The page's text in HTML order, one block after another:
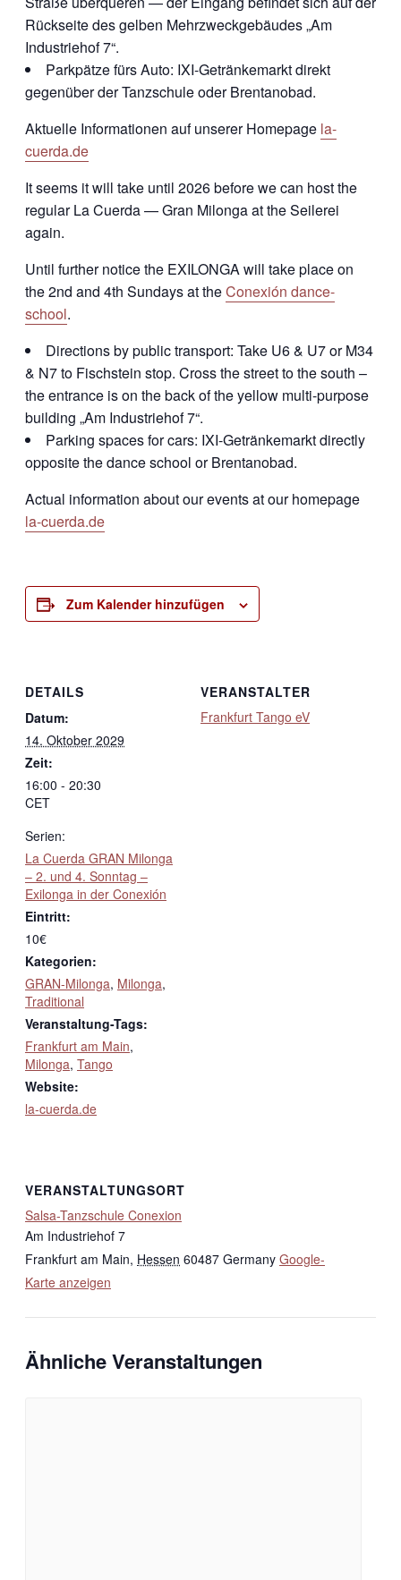
Rückseite des gelben Mehrzweckgebäudes „Am
Industriehof 7“.
Parkpätze fürs Auto: IXI-Getränkemarkt direkt
gegenüber der Tanzschule oder Brentanobad.
Aktuelle Informationen auf unserer Homepage la-
cuerda.de
It seems it will take until 2026 before we can host the
regular La Cuerda — Gran Milonga at the Seilerei
again.
Until further notice the EXILONGA will take place on
the 2nd and 4th Sundays at theConexión dance-
school.
Directions by public transport: Take U6 & U7 or M34
& N7 to Fischstein stop. Cross the street to the south –
the entrance is on the back of the yellow multi-purpose
building „Am Industriehof 7“.
Parking spaces for cars: IXI-Getränkemarkt directly
opposite the dance school or Brentanobad.
Actual information about our events at our homepage
la-cuerda.de
Zum Kalender hinzufügen
DETAILS
Datum:
14. Oktober 2029
Zeit:
16:00 - 20:30
CET
Serien:
La Cuerda GRAN Milonga
– 2. und 4. Sonntag –
Exilonga in der Conexión
Eintritt:
10€
Kategorien:
GRAN-Milonga, Milonga,
Traditional
Veranstaltung-Tags:
Frankfurt am Main,
Milonga, Tango
Website:
la-cuerda.de
VERANSTALTER
Frankfurt Tango eV
VERANSTALTUNGSORT
Salsa-Tanzschule Conexion
Am Industriehof 7
Frankfurt am Main, Hessen 60487 Germany Google-
Karte anzeigen
Ähnliche Veranstaltungen